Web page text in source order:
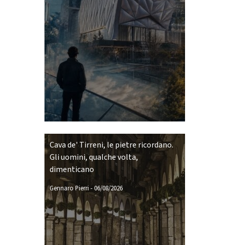
Cava de' Tirreni, le pietre ricordano.
Gli uomini, qualche volta,
dimenticano
Gennaro Pierri -06/08/2026